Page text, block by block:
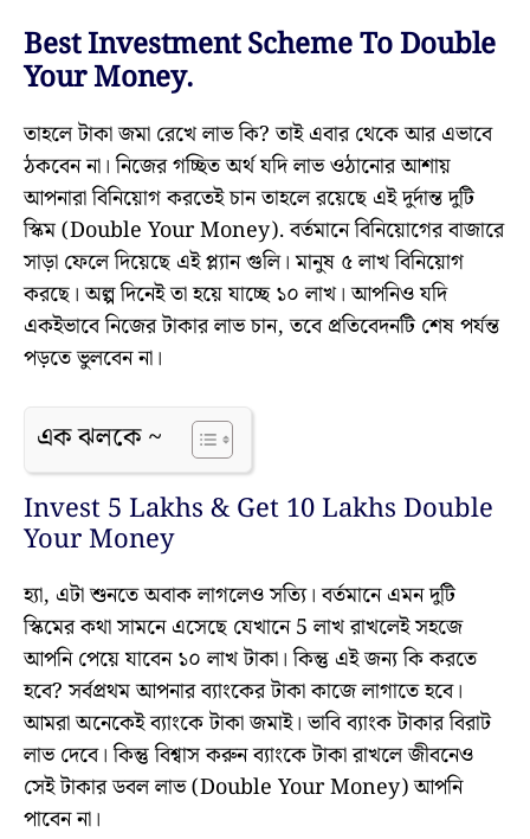
Best Investment Scheme To Double
Your Money.
তাহলে টাকা জমা রেখে লাভ কি? তাই এবার থেকে আর এভাবে
ঠকবেন না। নিজের গচ্ছিত অর্থ যদি লাভ ওঠানোর আশায়
আপনারা বিনিয়োগ করতেই চান তাহলে রয়েছে এই দুর্দান্ত দুটি
স্কিম (Double Your Money). বর্তমানে বিনিয়োগের বাজারে
সাড়া ফেলে দিয়েছে এই প্ল্যান গুলি। মানুষ ৫ লাখ বিনিয়োগ
করছে। অল্প দিনেই তা হয়ে যাচ্ছে ১০ লাখ। আপনিও যদি
একইভাবে নিজের টাকার লাভ চান, তবে প্রতিবেদনটি শেষ পর্যন্ত
পড়তে ভুলবেন না।
এক ঝলকে ~
Invest 5 Lakhs & Get 10 Lakhs Double
Your Money
হ্যা, এটা শুনতে অবাক লাগলেও সত্যি। বর্তমানে এমন দুটি
স্কিমের কথা সামনে এসেছে যেখানে 5 লাখ রাখলেই সহজে
আপনি পেয়ে যাবেন ১০ লাখ টাকা। কিন্তু এই জন্য কি করতে
হবে? সর্বপ্রথম আপনার ব্যাংকের টাকা কাজে লাগাতে হবে।
আমরা অনেকেই ব্যাংকে টাকা জমাই। ভাবি ব্যাংক টাকার বিরাট
লাভ দেবে। কিন্তু বিশ্বাস করুন ব্যাংকে টাকা রাখলে জীবনেও
সেই টাকার ডবল লাভ (Double Your Money) আপনি
পাবেন না।